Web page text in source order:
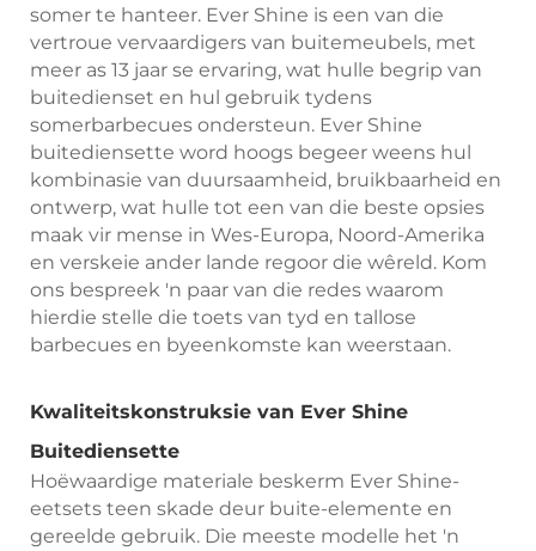
somer te hanteer. Ever Shine is een van die
vertroue vervaardigers van buitemeubels, met
meer as 13 jaar se ervaring, wat hulle begrip van
buitedienset en hul gebruik tydens
somerbarbecues ondersteun. Ever Shine
buitediensette word hoogs begeer weens hul
kombinasie van duursaamheid, bruikbaarheid en
ontwerp, wat hulle tot een van die beste opsies
maak vir mense in Wes-Europa, Noord-Amerika
en verskeie ander lande regoor die wêreld. Kom
ons bespreek 'n paar van die redes waarom
hierdie stelle die toets van tyd en tallose
barbecues en byeenkomste kan weerstaan.
Kwaliteitskonstruksie van Ever Shine
Buitediensette
Hoëwaardige materiale beskerm Ever Shine-
eetsets teen skade deur buite-elemente en
gereelde gebruik. Die meeste modelle het 'n